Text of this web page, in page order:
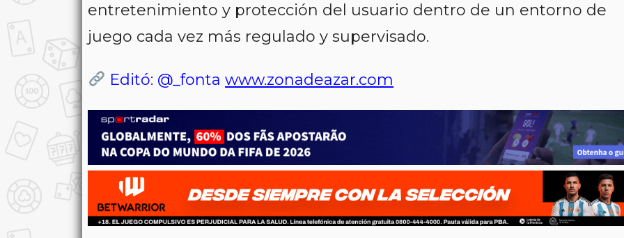
entretenimiento y protección del usuario dentro de un entorno de
juego cada vez más regulado y supervisado.
Editó: @_fontawww.zonadeazar.com